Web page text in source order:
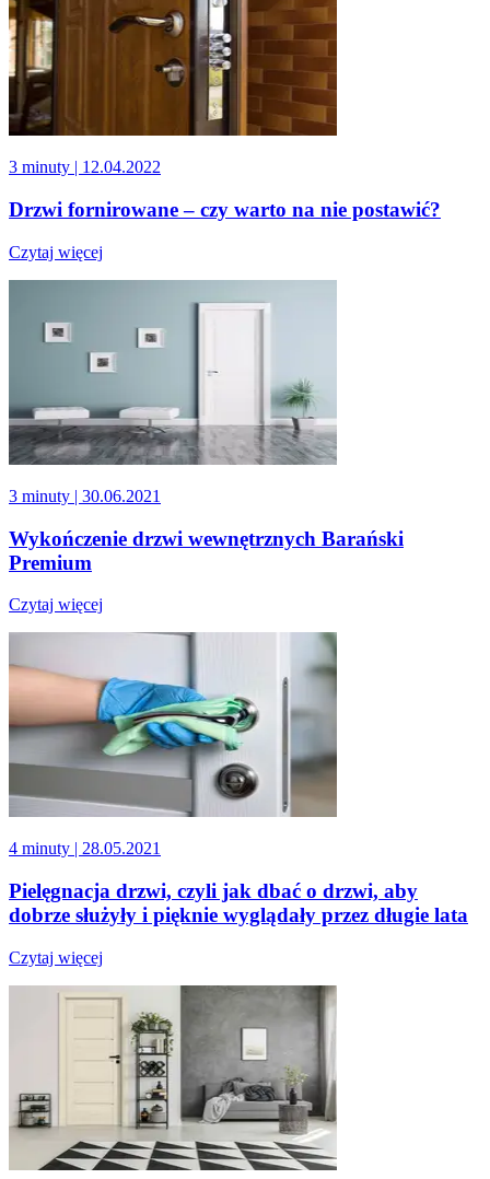
3 minuty | 12.04.2022
Drzwi fornirowane – czy warto na nie postawić?
Czytaj więcej
3 minuty | 30.06.2021
Wykończenie drzwi wewnętrznych Barański
Premium
Czytaj więcej
4 minuty | 28.05.2021
Pielęgnacja drzwi, czyli jak dbać o drzwi, aby
dobrze służyły i pięknie wyglądały przez długie lata
Czytaj więcej